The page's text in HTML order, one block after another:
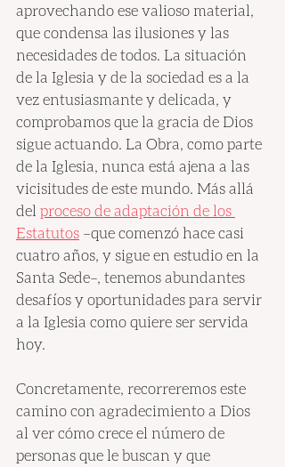
aprovechando ese valioso material,
que condensa las ilusiones y las
necesidades de todos. La situación
de la Iglesia y de la sociedad es a la
vez entusiasmante y delicada, y
comprobamos que la gracia de Dios
sigue actuando. La Obra, como parte
de la Iglesia, nunca está ajena a las
vicisitudes de este mundo. Más allá
del proceso de adaptación de los
Estatutos –que comenzó hace casi
cuatro años, y sigue en estudio en la
Santa Sede–, tenemos abundantes
desafíos y oportunidades para servir
a la Iglesia como quiere ser servida
hoy.
Concretamente, recorreremos este
camino con agradecimiento a Dios
al ver cómo crece el número de
personas que le buscan y que